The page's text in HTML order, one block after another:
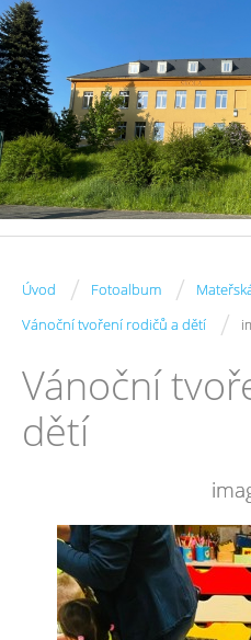
Úvod / Fotoalbum /
Vánoční tvoření rodičů a dětí /
Vánoční
dětí